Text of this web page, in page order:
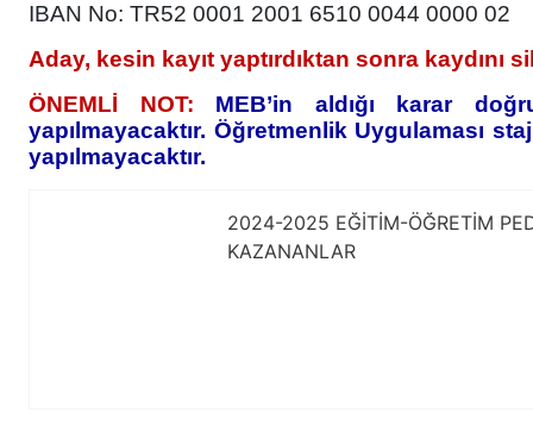
IBAN No: TR52 0001 2001 6510 0044 0000 02
Aday, kesin kayıt yaptırdıktan sonra
ÖNEMLİ NOT: MEB’in aldığı karar
yapılmayacaktır. Öğretmenlik Uygulaması
yapılmayacaktır.
2024-2025 EĞİTİM-ÖĞRETİM
KAZANANLAR